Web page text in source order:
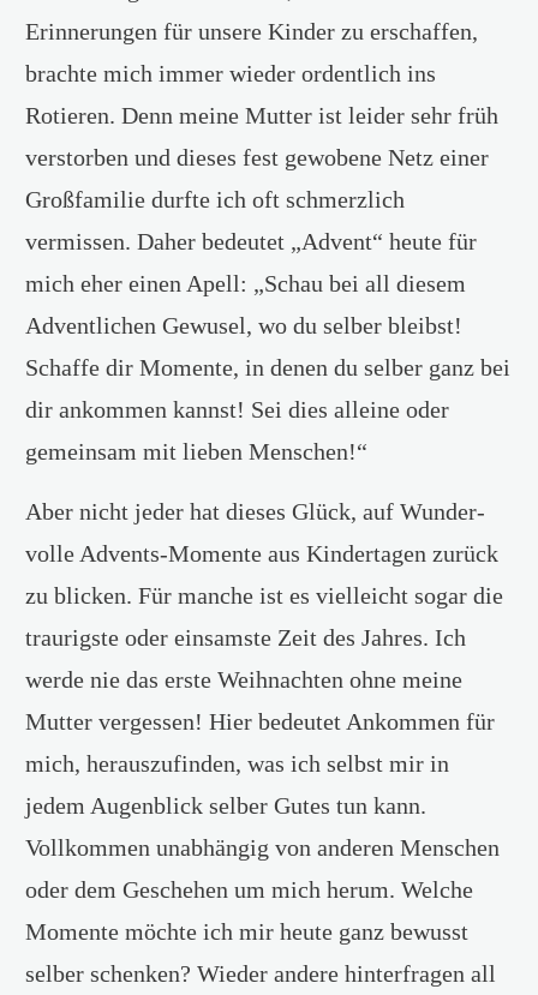
Erinnerungen für unsere Kinder zu erschaffen,
brachte mich immer wieder ordentlich ins
Rotieren. Denn meine Mutter ist leider sehr früh
verstorben und dieses fest gewobene Netz einer
Großfamilie durfte ich oft schmerzlich
vermissen. Daher bedeutet „Advent“ heute für
mich eher einen Apell: „Schau bei all diesem
Adventlichen Gewusel, wo du selber bleibst!
Schaffe dir Momente, in denen du selber ganz bei
dir ankommen kannst! Sei dies alleine oder
gemeinsam mit lieben Menschen!“
Aber nicht jeder hat dieses Glück, auf Wunder-
volle Advents-Momente aus Kindertagen zurück
zu blicken. Für manche ist es vielleicht sogar die
traurigste oder einsamste Zeit des Jahres. Ich
werde nie das erste Weihnachten ohne meine
Mutter vergessen! Hier bedeutet Ankommen für
mich, herauszufinden, was ich selbst mir in
jedem Augenblick selber Gutes tun kann.
Vollkommen unabhängig von anderen Menschen
oder dem Geschehen um mich herum. Welche
Momente möchte ich mir heute ganz bewusst
selber schenken? Wieder andere hinterfragen all